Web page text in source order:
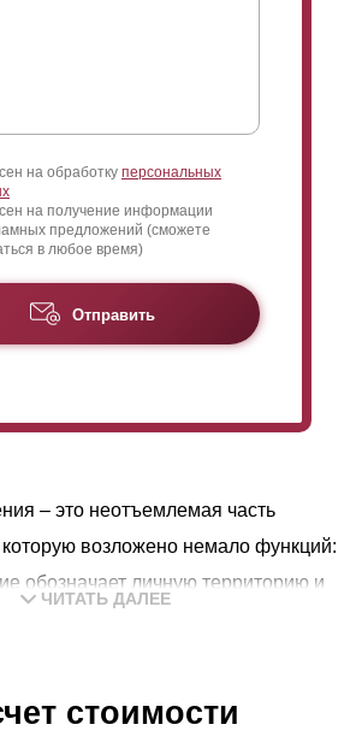
на обработку персональных
на получение информации
предложений (сможете
в любое время)
Отправить
– это неотъемлемая часть
которую возложено немало функций:
обозначает личную территорию и
собственности можно чувствовать
ЧИТАТЬ ДАЛЕЕ
стоимости